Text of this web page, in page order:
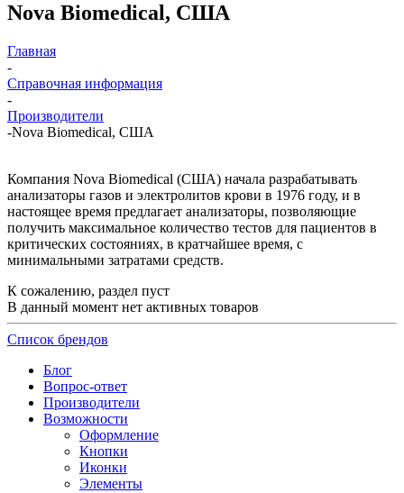
Nova Biomedical, США
Главная
-
Справочная информация
-
Производители
-Nova Biomedical, США
Компания Nova Biomedical (США) начала разрабатывать
анализаторы газов и электролитов крови в 1976 году, и в
настоящее время предлагает анализаторы, позволяющие
получить максимальное количество тестов для пациентов в
критических состояниях, в кратчайшее время, с
минимальными затратами средств.
К сожалению, раздел пуст
В данный момент нет активных товаров
Список брендов
Блог
Вопрос-ответ
Производители
Возможности
Оформление
Кнопки
Иконки
Элементы